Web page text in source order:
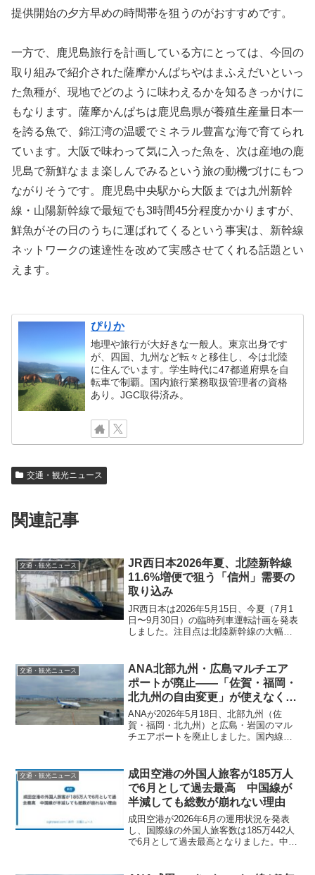
提供開始の夕方早めの時間帯を狙うのがおすすめです。
一方で、鹿児島旅行を計画している方にとっては、今回の
取り組みで紹介された薩摩かんぱちやはまふえだいといっ
た魚種が、現地でどのように味わえるかを知るきっかけに
もなります。薩摩かんぱちは鹿児島県が養殖生産量日本一
を誇る魚で、錦江湾の温暖でミネラル豊富な海で育てられ
ています。大阪で味わって気に入った魚を、次は産地の鹿
児島で新鮮なまま楽しんでみるという旅の動機づけにもつ
ながりそうです。鹿児島中央駅から大阪までは九州新幹
線・山陽新幹線で最短でも3時間45分程度かかりますが、
鮮魚がその日のうちに運ばれてくるという事実は、新幹線
ネットワークの速達性を改めて実感させてくれる話題とい
えます。
ぴりか
地理や旅行が大好きな一般人。東京出身です
が、四国、九州など転々と移住し、今は北陸
に住んでいます。学生時代に47都道府県を自
転車で制覇。国内旅行業務取扱管理者の資格
あり。JGC取得済み。
交通・観光ニュース
関連記事
交通・観光ニュース
JR西日本2026年夏、北陸新幹線
11.6%増便で狙う「信州」需要の
取り込み
JR西日本は2026年5月15日、今夏（7月1
日〜9月30日）の臨時列車運転計画を発表
しました。注目点は北陸新幹線の大幅増
へと約11.6%増加し、お盆時の一...
交通・観光ニュース
ANA北部九州・広島マルチエア
ポートが廃止——「佐賀・福岡・
北九州の自由変更」が使えなくな
った理由
ANAが2026年5月18日、北部九州（佐
賀・福岡・北九州）と広島・岩国のマル
チエアポートを廃止しました。国内線の
対応策を解説します。
交通・観光ニュース
成田空港の外国人旅客が185万人
で6月として過去最高 中国線が
半減しても総数が崩れない理由
成田空港が2026年6月の運用状況を発表
し、国際線の外国人旅客数は185万442人
で6月として過去最高となりました。中国